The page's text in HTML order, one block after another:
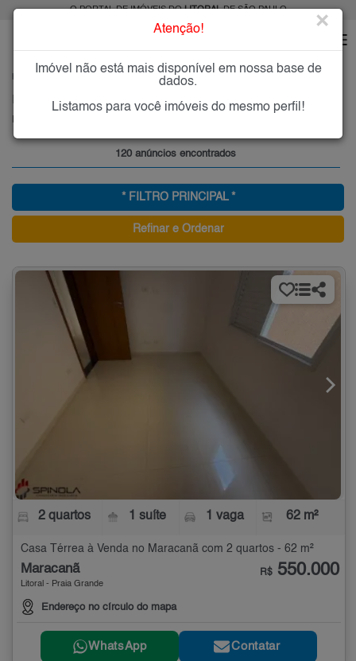
O PORTAL DE IMÓVEIS DOLITORALDE SÃO PAULO
PRAIA GRANDE
Imóveis à Venda no Maracanã, Praia Grande
120 anúncios encontrados
* FILTRO PRINCIPAL *
Refinar e Ordenar
2 quartos 1 suíte 1 vaga 62 m²
Casa Térrea à Venda no Maracanã com 2 quartos - 62 m²
Maracanã
Litoral - Praia Grande
Endereço no círculo do mapa
R$ 550.000
WhatsApp Contatar
Atenção! ×
Imóvel não está mais disponível em nossa base de
dados.
Listamos para você imóveis do mesmo perfil!